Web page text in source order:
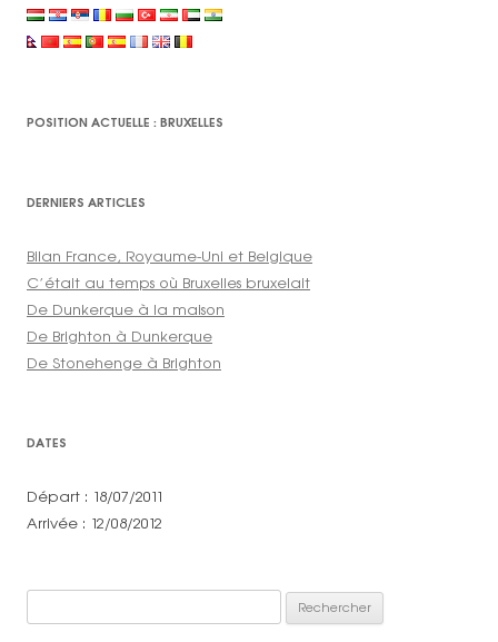
POSITION ACTUELLE : BRUXELLES
DERNIERS ARTICLES
Bilan France, Royaume-Uni et Belgique
C’était au temps où Bruxelles bruxelait
De Dunkerque à la maison
De Brighton à Dunkerque
De Stonehenge à Brighton
DATES
Départ : 18/07/2011
Arrivée : 12/08/2012